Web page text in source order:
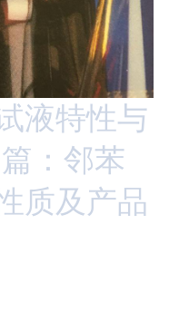
液特性与
：邻苯
质及产品